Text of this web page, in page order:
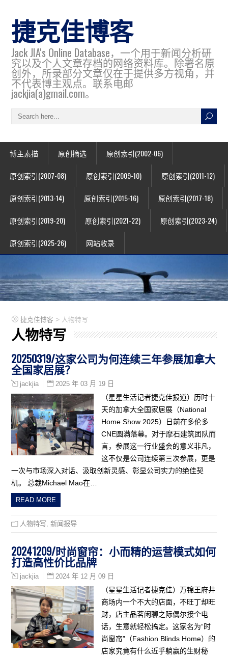
捷克佳博客
Jack JIA's Online Database，一个用于新闻分析研
究以及个人文章存档的网络资料库。除署名原
创外，所录部分文章仅在于提供多方视角，并
不代表博主观点。联系电邮
jackjia(a)gmail.com。
博主素描 原创摘选 原创索引(2002-06)
原创索引(2007-08) 原创索引(2009-10) 原创索引(2011-12)
原创索引(2013-14) 原创索引(2015-16) 原创索引(2017-18)
原创索引(2019-20) 原创索引(2021-22) 原创索引(2023-24)
原创索引(2025-26) 网站收录
捷克佳博客 > 人物特写
人物特写
20250319/这家公司为何连续三年参展加拿大
全国家居展？
jackjia 2025 年 03 月 19 日
（星星生活记者捷克佳报道）历时十
天的加拿大全国家居展（National
Home Show 2025）日前在多伦多
CNE圆满落幕。对于摩石建筑团队而
言，参展这一行业盛会的意义非凡，
这不仅是公司连续第三次参展，更是
一次与市场深入对话、汲取创新灵感、彰显公司实力的绝佳契
机。 总裁Michael Mao在…
READ MORE
人物特写 ,新闻报导
20241209/时尚窗帘：小而精的运营模式如何
打造高性价比品牌
jackjia 2024 年 12 月 09 日
（星星生活记者捷克佳）万锦王府井
商场内一个不大的店面，不旺丁却旺
财，店主品茗闲聊之际偶尔接个电
话，生意就轻松搞定。这家名为“时
尚窗帘”（Fashion Blinds Home）的
店家究竟有什么近乎躺赢的生财秘